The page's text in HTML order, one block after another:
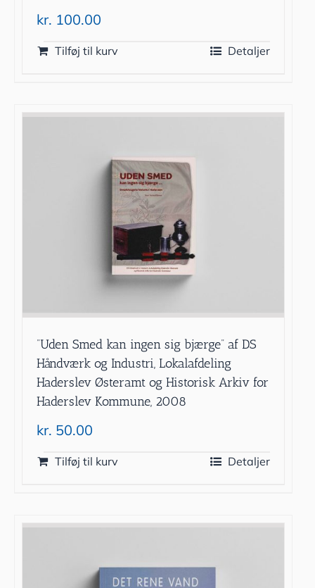
kr. 100.00
Tilføj til kurv Detaljer
”Uden Smed kan ingen sig bjærge” af DS
Håndværk og Industri, Lokalafdeling
Haderslev Østeramt og Historisk Arkiv for
Haderslev Kommune, 2008
kr. 50.00
Tilføj til kurv Detaljer